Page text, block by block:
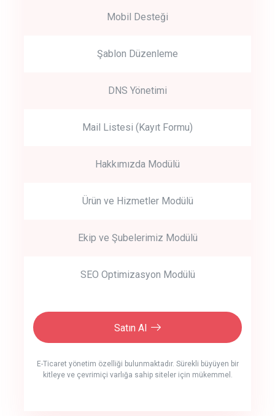
Mobil Desteği
Şablon Düzenleme
DNS Yönetimi
Mail Listesi (Kayıt Formu)
Hakkımızda Modülü
Ürün ve Hizmetler Modülü
Ekip ve Şubelerimiz Modülü
SEO Optimizasyon Modülü
Satın Al
E-Ticaret yönetim özelliği bulunmaktadır. Sürekli büyüyen bir
kitleye ve çevrimiçi varlığa sahip siteler için mükemmel.